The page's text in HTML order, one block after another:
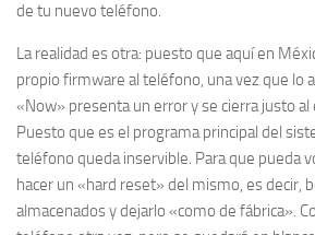
de tu nuevo teléfono.
La realidad es otra: puesto que aquí en
propio firmware al teléfono, una vez que lo
«Now» presenta un error y se cierra justo
Puesto que es el programa principal del
teléfono queda inservible. Para que pueda
hacer un «hard reset» del mismo, es decir,
almacenados y dejarlo «como de fábrica».